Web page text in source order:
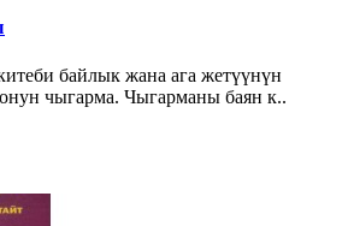
байлык жана ага жетүүнүн
чыгарма. Чыгарманы баян к..